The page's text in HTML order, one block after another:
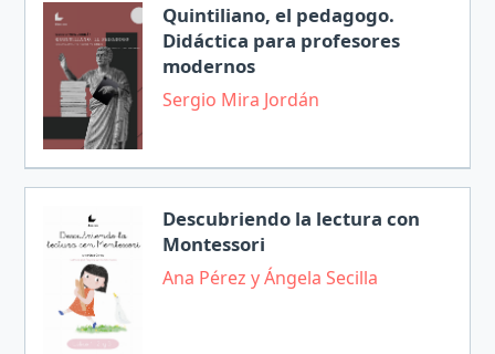
Quintiliano, el pedagogo.
Didáctica para profesores
modernos
Sergio Mira Jordán
Descubriendo la lectura con
Montessori
Ana Pérez y Ángela Secilla